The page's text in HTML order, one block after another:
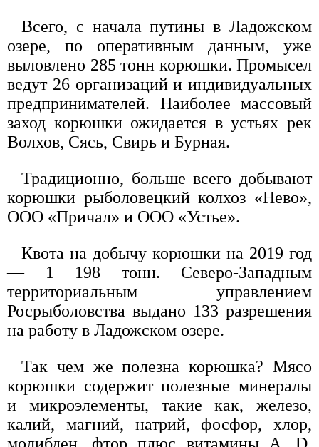
Всего, с начала путины в Ладожском
озере, по оперативным данным, уже
выловлено 285 тонн корюшки. Промысел
ведут 26 организаций и индивидуальных
предпринимателей. Наиболее массовый
заход корюшки ожидается в устьях рек
Волхов, Сясь, Свирь и Бурная.
Традиционно, больше всего добывают
корюшки рыболовецкий колхоз «Нево»,
ООО «Причал» и ООО «Устье».
Квота на добычу корюшки на 2019 год
— 1 198 тонн. Северо-Западным
территориальным управлением
Росрыболовства выдано 133 разрешения
на работу в Ладожском озере.
Так чем же полезна корюшка? Мясо
корюшки содержит полезные минералы
и микроэлементы, такие как, железо,
калий, магний, натрий, фосфор, хлор,